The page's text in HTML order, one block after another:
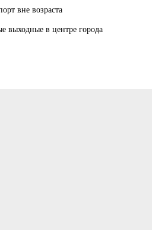
вне возраста
выходные в центре города